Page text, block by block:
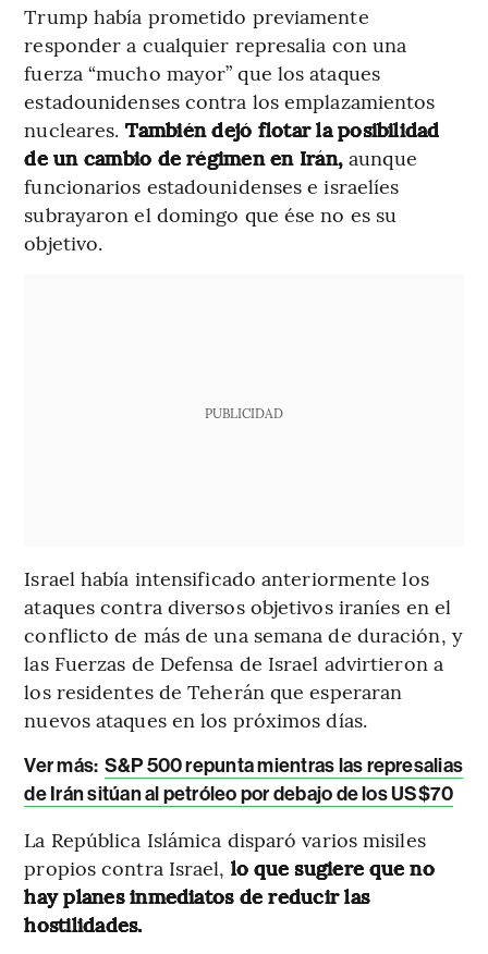
Trump había prometido previamente
responder a cualquier represalia con una
fuerza “mucho mayor” que los ataques
estadounidenses contra los emplazamientos
nucleares. También dejó flotar la posibilidad
de un cambio de régimen en Irán, aunque
funcionarios estadounidenses e israelíes
subrayaron el domingo que ése no es su
objetivo.
PUBLICIDAD
Israel había intensificado anteriormente los
ataques contra diversos objetivos iraníes en el
conflicto de más de una semana de duración, y
las Fuerzas de Defensa de Israel advirtieron a
los residentes de Teherán que esperaran
nuevos ataques en los próximos días.
Ver más: S&P 500 repunta mientras las represalias
de Irán sitúan al petróleo por debajo de los US$70
La República Islámica disparó varios misiles
propios contra Israel, lo que sugiere que no
hay planes inmediatos de reducir las
hostilidades.